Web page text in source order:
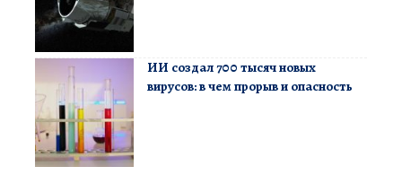
ИИ создал 700 тысяч новых
вирусов: в чем прорыв и опасность